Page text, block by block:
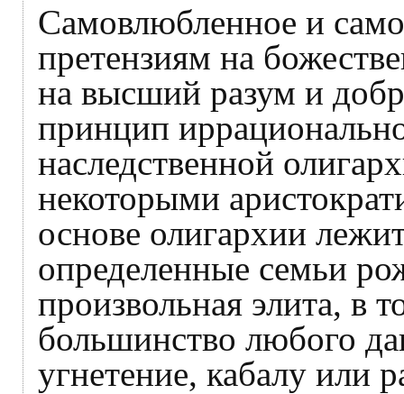
Самовлюбленное и
претензиям на
на высший разум и
принцип
наследственной
некоторыми
основе олигархии
определенные семьи
произвольная элита, в
большинство любого
угнетение, кабалу или